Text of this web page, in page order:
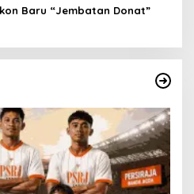
Baru “Jembatan Donat”